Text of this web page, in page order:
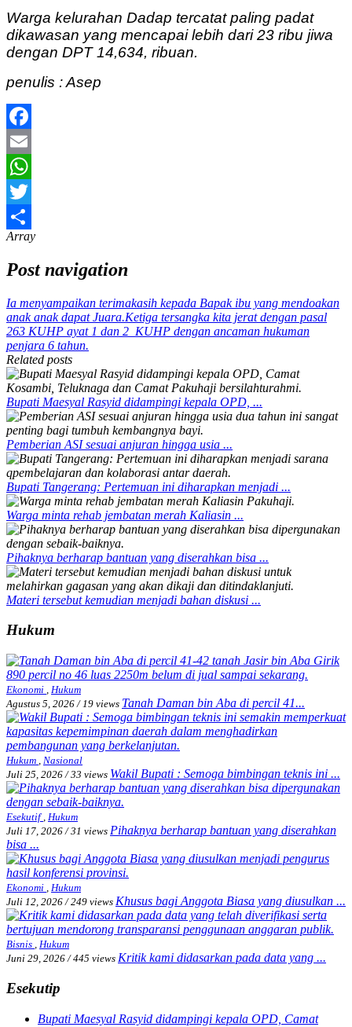
Warga kelurahan Dadap tercatat paling padat
dikawasan yang mencapai lebih dari 23 ribu jiwa
dengan DPT 14,634, ribuan.
penulis : Asep
Facebook
Email
WhatsApp
Twitter
Share
Array
Post navigation
Ia menyampaikan terimakasih kepada Bapak ibu yang mendoakan
anak anak dapat Juara.Ketiga tersangka kita jerat dengan pasal
263 KUHP ayat 1 dan 2 KUHP dengan ancaman hukuman
penjara 6 tahun.
Related posts
Bupati Maesyal Rasyid didampingi kepala OPD, ...
Pemberian ASI sesuai anjuran hingga usia ...
Bupati Tangerang: Pertemuan ini diharapkan menjadi ...
Warga minta rehab jembatan merah Kaliasin ...
Pihaknya berharap bantuan yang diserahkan bisa ...
Materi tersebut kemudian menjadi bahan diskusi ...
Hukum
Ekonomi , Hukum
Agustus 5, 2026 / 19 views Tanah Daman bin Aba di percil 41...
Hukum , Nasional
Juli 25, 2026 / 33 views Wakil Bupati : Semoga bimbingan teknis ini ...
Esekutif , Hukum
Juli 17, 2026 / 31 views Pihaknya berharap bantuan yang diserahkan
bisa ...
Ekonomi , Hukum
Juli 12, 2026 / 249 views Khusus bagi Anggota Biasa yang diusulkan ...
Bisnis , Hukum
Juni 29, 2026 / 445 views Kritik kami didasarkan pada data yang ...
Esekutip
Bupati Maesyal Rasyid didampingi kepala OPD, Camat